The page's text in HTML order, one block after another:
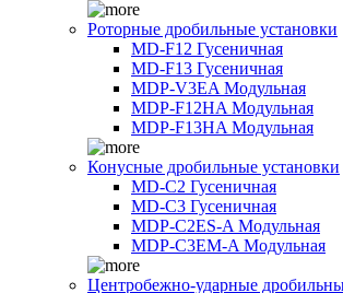
Роторные дробильные установки
MD-F12 Гусеничная
MD-F13 Гусеничная
MDP-V3EA Модульная
MDP-F12HA Модульная
MDP-F13HA Модульная
Конусные дробильные установки
MD-C2 Гусеничная
MD-C3 Гусеничная
MDP-C2ES-A Модульная
MDP-C3EM-A Модульная
Центробежно-ударные